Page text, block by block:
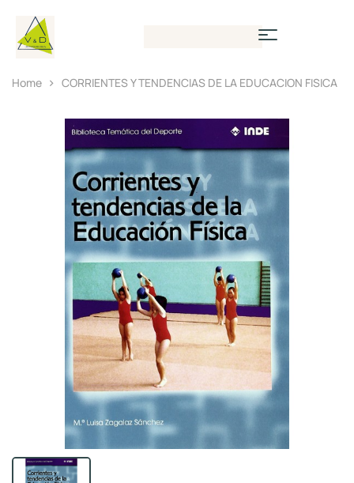
Home CORRIENTES Y TENDENCIAS DE LA EDUCACION FISICA